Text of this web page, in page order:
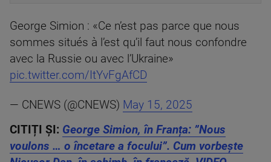
George Simion : «Ce n’est pas parce que nous
sommes situés à l’est qu’il faut nous confondre
avec la Russie ou avec l’Ukraine»
pic.twitter.com/ItYvFgAfCD
— CNEWS (@CNEWS) May 15, 2025
CITIȚI ȘI: George Simion, în Franța: ”Nous
voulons … o încetare a focului”. Cum vorbește